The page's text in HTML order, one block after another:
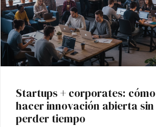
Startups + corporates: cómo
hacer innovación abierta sin
perder tiempo